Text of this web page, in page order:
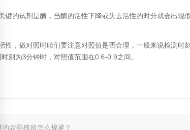
键的试剂是酶，当酶的活性下降或失去活性的时分就会出现假
性，做对照时咱们要注意对照值是否合理，一般来说检测时
时刻为3分钟时，对照值范围在0.6-0.9之间。
的农药残留怎么规避？